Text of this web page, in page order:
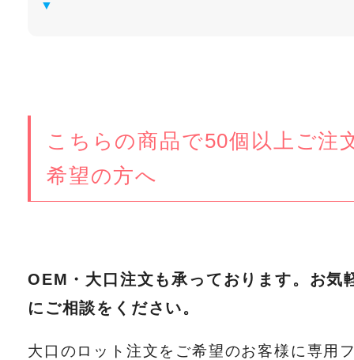
こちらの商品で50個以上ご注
希望の方へ
OEM・大口注文も承っております。お気
にご相談をください。
大口のロット注文をご希望のお客様に専用